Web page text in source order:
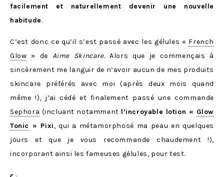
facilement et naturellement devenir une nouvelle
habitude.
C’est donc ce qu’il s’est passé avec les gélules « French
Glow » de Aime Skincare. Alors que je commençais à
sincèrement me languir de n’avoir aucun de mes produits
skincare préférés avec moi (après deux mois quand
même !), j’ai cédé et finalement passé une commande
Sephora (incluant notamment l’incroyable lotion « Glow
Tonic » Pixi, qui a métamorphosé ma peau en quelques
jours et que je vous recommande chaudement !),
incorporant ainsi les fameuses gélules, pour test.